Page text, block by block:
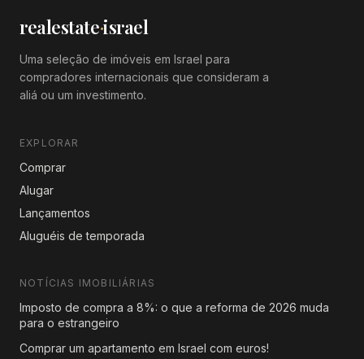
realestate·israel
Uma seleção de imóveis em Israel para
compradores internacionais que consideram a
aliá ou um investimento.
EXPLORAR
Comprar
Alugar
Lançamentos
Aluguéis de temporada
NOTÍCIAS IMOBILIÁRIAS
Imposto de compra a 8%: o que a reforma de 2026 muda
para o estrangeiro
Comprar um apartamento em Israel com euros!